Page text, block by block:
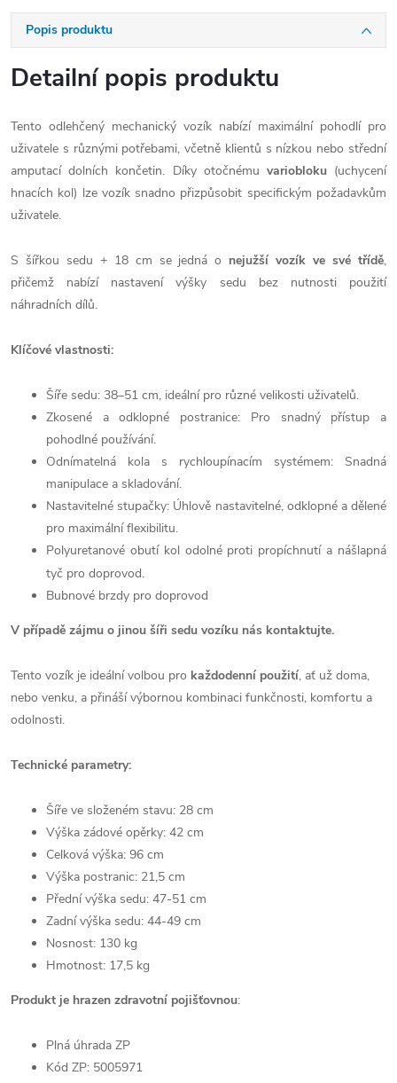
Popis produktu
Detailní popis produktu
Tento odlehčený mechanický vozík nabízí maximální pohodlí pro
uživatele s různými potřebami, včetně klientů s nízkou nebo střední
amputací dolních končetin. Díky otočnému variobloku(uchycení
hnacích kol) lze vozík snadno přizpůsobit specifickým požadavkům
uživatele.
S šířkou sedu + 18 cm se jedná o nejužší vozík ve své třídě,
přičemž nabízí nastavení výšky sedu bez nutnosti použití
náhradních dílů.
Klíčové vlastnosti:
Šíře sedu: 38–51 cm, ideální pro různé velikosti uživatelů.
Zkosené a odklopné postranice: Pro snadný přístup a
pohodlné používání.
Odnímatelná kola s rychloupínacím systémem: Snadná
manipulace a skladování.
Nastavitelné stupačky: Úhlově nastavitelné, odklopné a dělené
pro maximální flexibilitu.
Polyuretanové obutí kol odolné proti propíchnutí a nášlapná
tyč pro doprovod.
Bubnové brzdy pro doprovod
V případě zájmu o jinou šíři sedu vozíku nás kontaktujte.
Tento vozík je ideální volbou pro každodenní použití, ať už doma,
nebo venku, a přináší výbornou kombinaci funkčnosti, komfortu a
odolnosti.
Technické parametry:
Šíře ve složeném stavu: 28 cm
Výška zádové opěrky: 42 cm
Celková výška: 96 cm
Výška postranic: 21,5 cm
Přední výška sedu: 47-51 cm
Zadní výška sedu: 44-49 cm
Nosnost: 130 kg
Hmotnost: 17,5 kg
Produkt je hrazen zdravotní pojišťovnou:
Plná úhrada ZP
Kód ZP: 5005971